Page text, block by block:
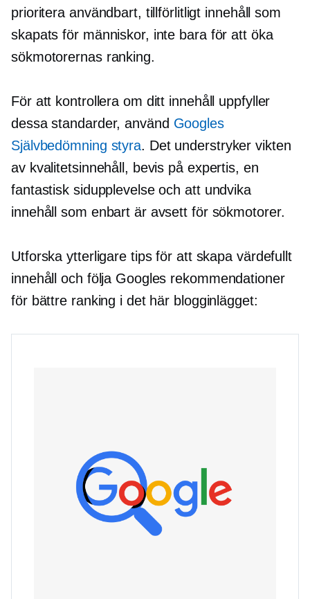
prioritera användbart, tillförlitligt innehåll som
skapats för människor, inte bara för att öka
sökmotorernas ranking.
För att kontrollera om ditt innehåll uppfyller
dessa standarder, använd Googles
Självbedömning styra. Det understryker vikten
av kvalitetsinnehåll, bevis på expertis, en
fantastisk sidupplevelse och att undvika
innehåll som enbart är avsett för sökmotorer.
Utforska ytterligare tips för att skapa värdefullt
innehåll och följa Googles rekommendationer
för bättre ranking i det här blogginlägget: